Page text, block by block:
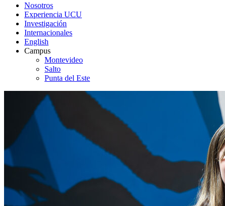
Nosotros
Experiencia UCU
Investigación
Internacionales
English
Campus
Montevideo
Salto
Punta del Este